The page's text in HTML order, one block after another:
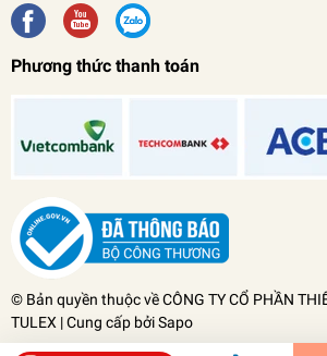
Phương thức thanh toán
© Bản quyền thuộc vềCÔNG TY CỔ PHẦN
TULEX | Cung cấp bởiSapo
0₫
undefined